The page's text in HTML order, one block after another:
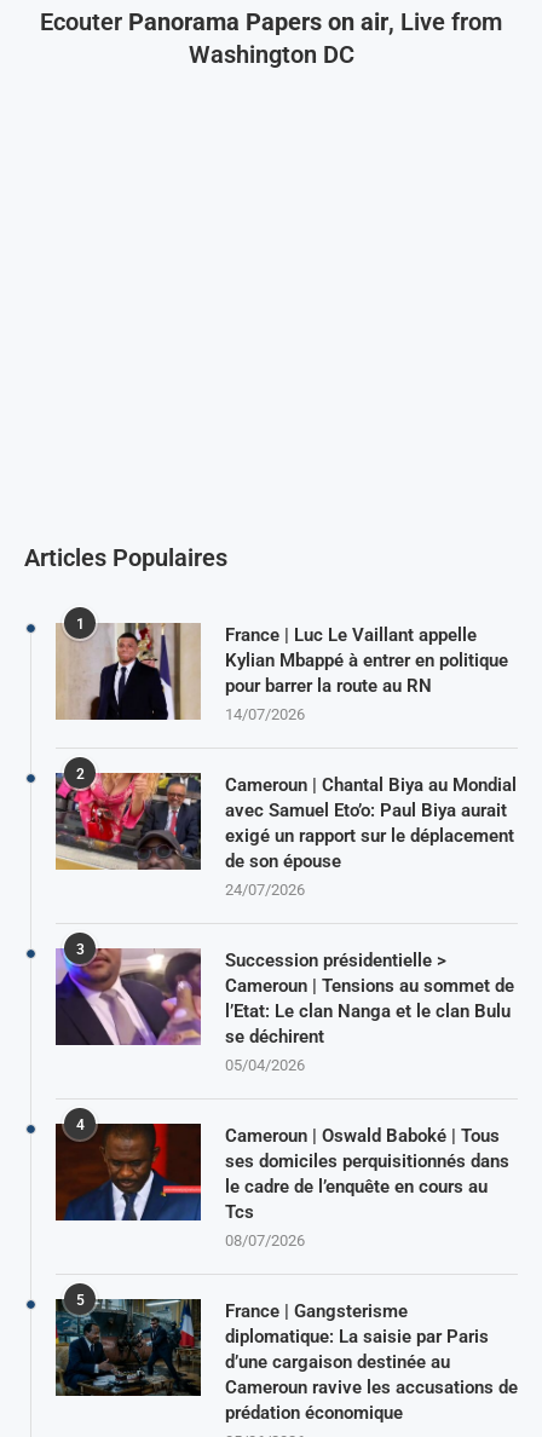
Ecouter Panorama Papers on air, Live from
Washington DC
Articles Populaires
1
France | Luc Le Vaillant appelle
Kylian Mbappé à entrer en politique
pour barrer la route au RN
14/07/2026
2
Cameroun | Chantal Biya au Mondial
avec Samuel Eto’o: Paul Biya aurait
exigé un rapport sur le déplacement
de son épouse
24/07/2026
3
Succession présidentielle >
Cameroun | Tensions au sommet de
l’Etat: Le clan Nanga et le clan Bulu
se déchirent
05/04/2026
4
Cameroun | Oswald Baboké | Tous
ses domiciles perquisitionnés dans
le cadre de l’enquête en cours au
Tcs
08/07/2026
5
France | Gangsterisme
diplomatique: La saisie par Paris
d’une cargaison destinée au
Cameroun ravive les accusations de
prédation économique